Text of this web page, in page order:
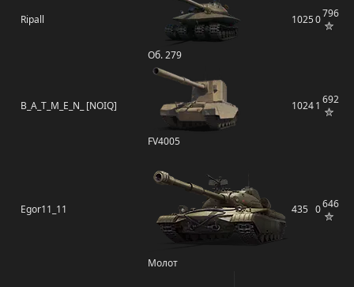
Ripall
Об. 279
10250796
B_A_T_M_E_N_ [NOIQ]
FV4005
10241 692
Egor11_11
Молот
435 0646